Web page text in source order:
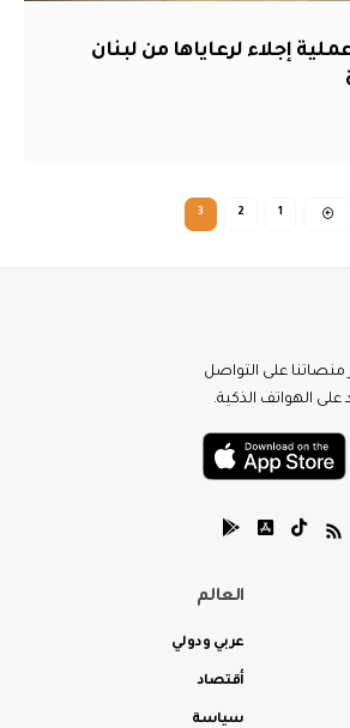
إجلاء لرعاياها من لبنان
1
2
3
على التواصل
الهواتف الذكية.
العالم
عربي ودولي
أقتصاد
سياسة